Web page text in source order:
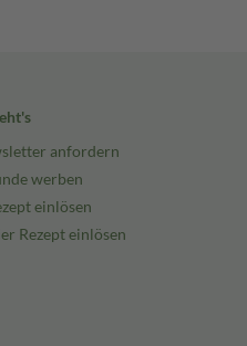
anfordern
werben
einlösen
Rezept einlösen